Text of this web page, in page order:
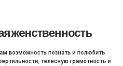
женственность
возможность познать и полюбить
телесную грамотность и